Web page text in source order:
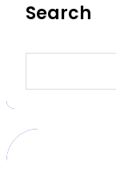
Search
a
c